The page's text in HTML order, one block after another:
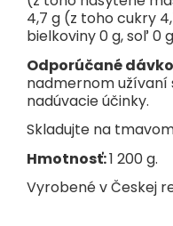
4,7 g (z toho cukry
bielkoviny 0 g, soľ 0
Odporúčané
nadmernom užívaní
nadúvacie účinky.
Skladujte na
Hmotnosť:1 200 g.
Vyrobené v Českej